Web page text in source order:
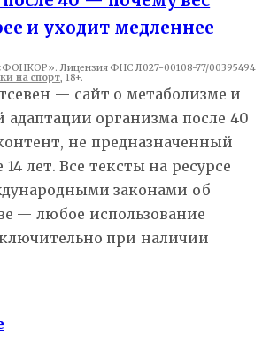
и уходит медленнее
Лицензия ФНС Л027-00108-77/00395494
на спорт, 18+.
— сайт о метаболизме и
адаптации организма после 40
не предназначенный
лет. Все тексты на ресурсе
законами об
— любое использование
при наличии